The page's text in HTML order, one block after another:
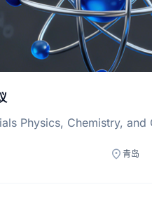
Physics, Chemistry, and
location_on 青岛